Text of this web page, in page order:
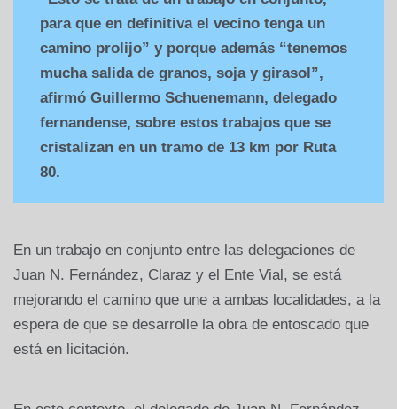
para que en definitiva el vecino tenga un
camino prolijo” y porque además “tenemos
mucha salida de granos, soja y girasol”,
afirmó Guillermo Schuenemann, delegado
fernandense, sobre estos trabajos que se
cristalizan en un tramo de 13 km por Ruta
80.
En un trabajo en conjunto entre las delegaciones de
Juan N. Fernández, Claraz y el Ente Vial, se está
mejorando el camino que une a ambas localidades, a la
espera de que se desarrolle la obra de entoscado que
está en licitación.